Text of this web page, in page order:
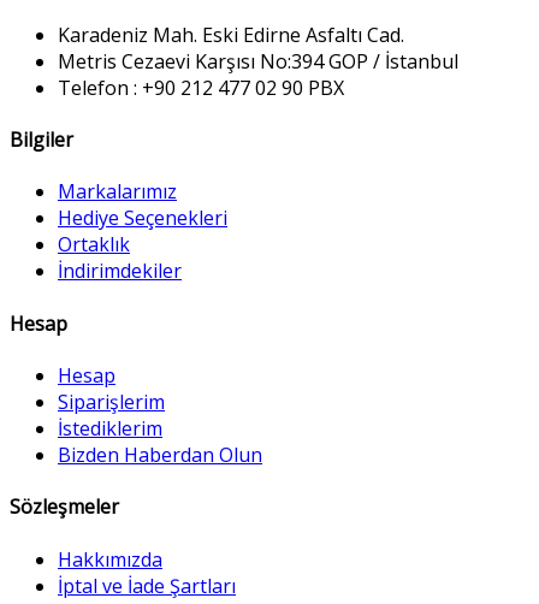
Karadeniz Mah. Eski Edirne Asfaltı Cad.
Metris Cezaevi Karşısı No:394 GOP / İstanbul
Telefon : +90 212 477 02 90 PBX
Bilgiler
Markalarımız
Hediye Seçenekleri
Ortaklık
İndirimdekiler
Hesap
Hesap
Siparişlerim
İstediklerim
Bizden Haberdan Olun
Sözleşmeler
Hakkımızda
İptal ve İade Şartları